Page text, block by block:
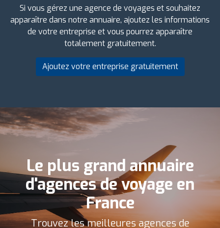
Si vous gérez une agence de voyages et souhaitez
apparaître dans notre annuaire, ajoutez les informations
de votre entreprise et vous pourrez apparaître
totalement gratuitement.
Ajoutez votre entreprise gratuitement
Le plus grand annuaire
d'agences de voyage en
France
Trouvez les meilleures agences de